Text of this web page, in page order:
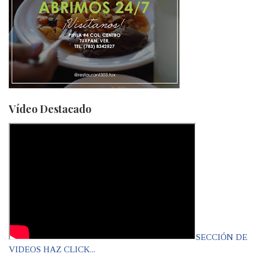
Vídeo Destacado
SECCIÓN DE
VIDEOS HAZ CLICK...